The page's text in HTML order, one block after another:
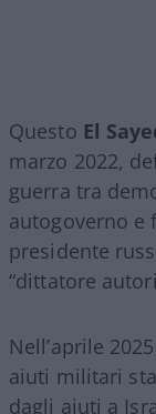
Questo El
marzo 2022,
guerra tra
autogoverno e
presidente
“dittatore
Nell’aprile
aiuti militari
dagli aiuti a